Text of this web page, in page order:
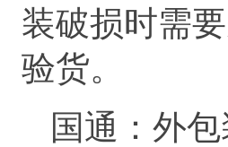
装破损时需
验货。
国通：外